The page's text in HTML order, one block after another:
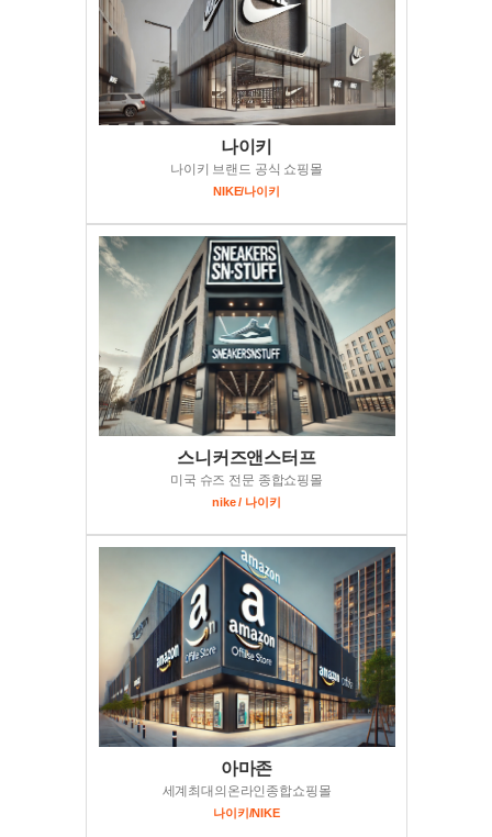
나이키
나이키 브랜드 공식 쇼핑몰
NIKE/나이키
스니커즈앤스터프
미국 슈즈 전문 종합쇼핑몰
nike / 나이키
아마존
세계최대의온라인종합쇼핑몰
나이키/NIKE